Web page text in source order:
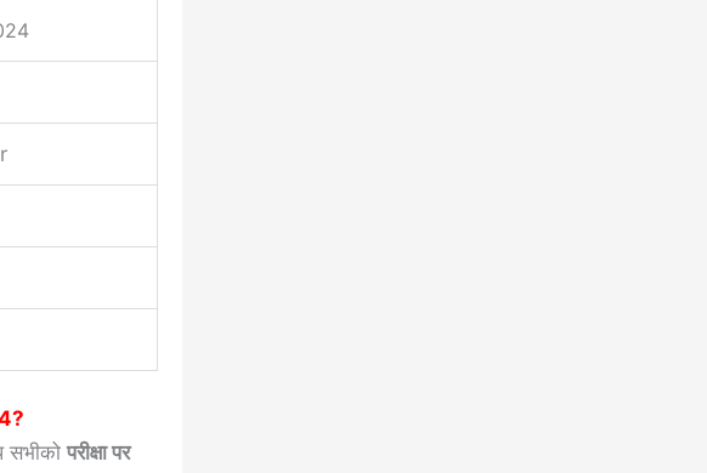
सभीको परीक्षा पर